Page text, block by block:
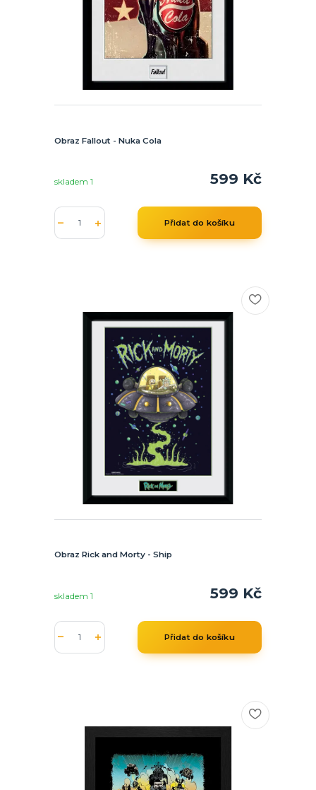
Obraz Fallout - Nuka Cola
599 Kč
skladem 1
Přidat do košíku
Obraz Rick and Morty - Ship
599 Kč
skladem 1
Přidat do košíku